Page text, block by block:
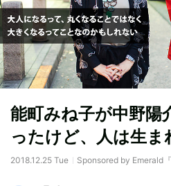
能町みね子が中野陽
ったけど、人は生ま
2018.12.25 Tue Sponsored by Emerald